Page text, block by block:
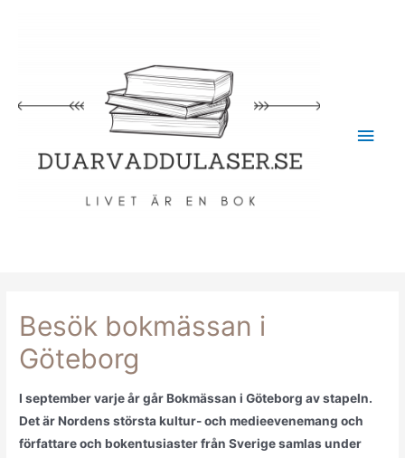
Besök bokmässan i
Göteborg
I september varje år går Bokmässan i Göteborg av stapeln.
Det är Nordens största kultur- och medieevenemang och
författare och bokentusiaster från Sverige samlas under